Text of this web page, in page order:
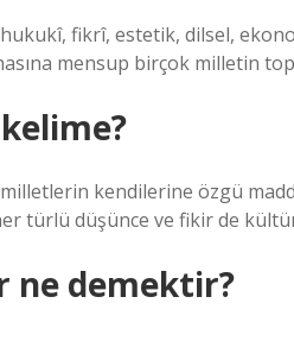
fikrî, estetik, dilsel,
mensup birçok milletin
kendilerine özgü
türlü düşünce ve fikir de
ne demektir?